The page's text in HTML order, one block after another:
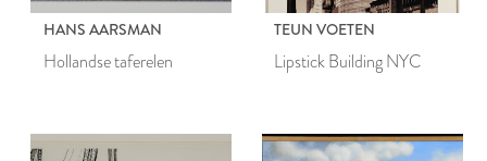
HANS AARSMAN
Hollandse taferelen
TEUN VOETEN
Lipstick Building NYC